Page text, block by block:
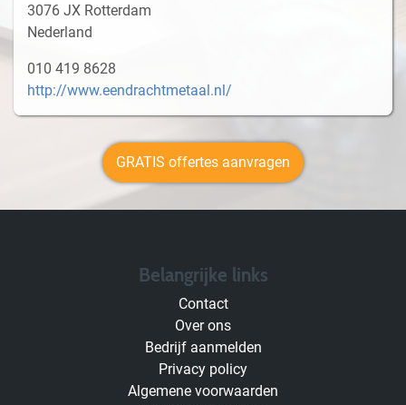
3076 JX Rotterdam
Nederland
010 419 8628
http://www.eendrachtmetaal.nl/
GRATIS offertes aanvragen
Belangrijke links
Contact
Over ons
Bedrijf aanmelden
Privacy policy
Algemene voorwaarden